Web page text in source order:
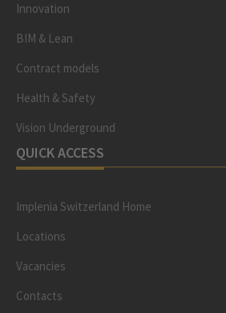
Innovation
BIM & Lean
Contract models
Health & Safety
Vision Underground
QUICK ACCESS
Implenia Switzerland Home
Locations
Vacancies
Contacts